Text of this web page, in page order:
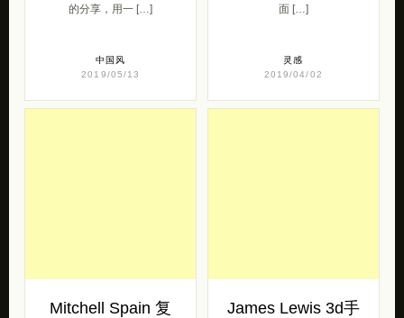
的分享，用一 […]
中国风
2019/05/13
面 […]
灵感
2019/04/02
Mitchell Spain 复
James Lewis 3d手